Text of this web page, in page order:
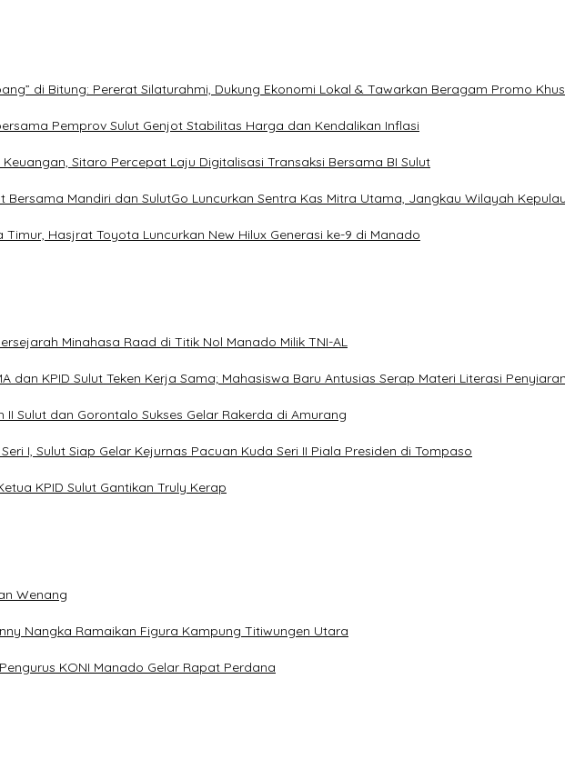
di Bitung: Pererat Silaturahmi, Dukung Ekonomi Lokal & Tawarkan Beragam Promo
Pemprov Sulut Genjot Stabilitas Harga dan Kendalikan Inflasi
Sitaro Percepat Laju Digitalisasi Transaksi Bersama BI Sulut
Bersama Mandiri dan SulutGo Luncurkan Sentra Kas Mitra Utama, Jangkau Wilayah
Timur, Hasjrat Toyota Luncurkan New Hilux Generasi ke-9 di Manado
Minahasa Raad di Titik Nol Manado Milik TNI-AL
dan KPID Sulut Teken Kerja Sama; Mahasiswa Baru Antusias Serap Materi Literasi Penyiaran
II Sulut dan Gorontalo Sukses Gelar Rakerda di Amurang
I, Sulut Siap Gelar Kejurnas Pacuan Kuda Seri II Piala Presiden di Tompaso
KPID Sulut Gantikan Truly Kerap
Wenang
Nangka Ramaikan Figura Kampung Titiwungen Utara
KONI Manado Gelar Rapat Perdana